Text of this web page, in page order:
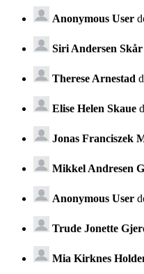
Anonymous User
Siri Andersen Skår
Therese Arnestad
Elise Helen Skaue
Jonas Franciszek
Mikkel Andresen
Anonymous User
Trude Jonette
Mia Kirknes